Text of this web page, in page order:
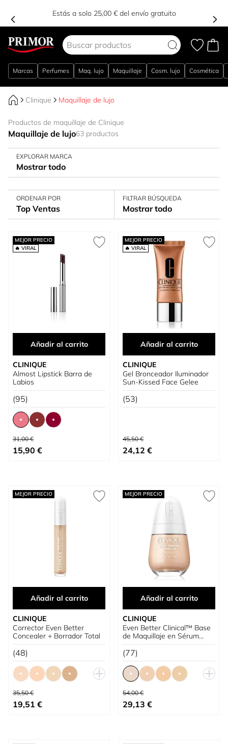
Estás a solo 25,00 € del envío gratuito
Marcas Perfumes Maq. lujo Maquillaje Cosm. lujo Cosmética
Clinique Maquillaje de lujo
Productos de maquillaje de Clinique
Maquillaje de lujo63 productos
EXPLORAR MARCA
Mostrar todo
ORDENAR POR
Top Ventas
FILTRAR BÚSQUEDA
Mostrar todo
MEJOR PRECIO
🔥 VIRAL
Añadir al carrito
CLINIQUE
Almost Lipstick Barra de
Labios
(95)
Precio habitual
31,00 €
Tan bajo como
15,90 €
MEJOR PRECIO
🔥 VIRAL
Añadir al carrito
CLINIQUE
Gel Bronceador Iluminador
Sun-Kissed Face Gelee
(53)
Precio habitual
45,50 €
Precio especial
24,12 €
MEJOR PRECIO
Añadir al carrito
CLINIQUE
Corrector Even Better
Concealer + Borrador Total
(48)
Precio habitual
35,50 €
Tan bajo como
19,51 €
MEJOR PRECIO
Añadir al carrito
CLINIQUE
Even Better Clinical™ Base
de Maquillaje en Sérum
SPF20
(77)
Precio habitual
54,00 €
Tan bajo como
29,13 €